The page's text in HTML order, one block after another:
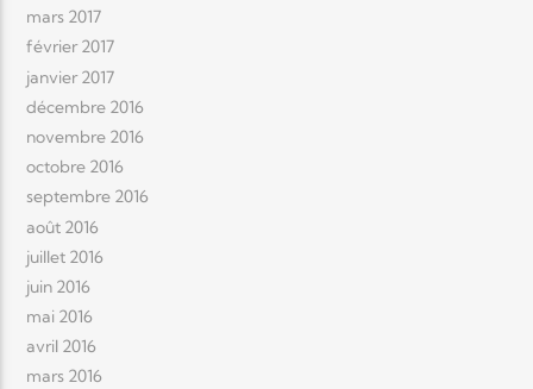
mars 2017
février 2017
janvier 2017
décembre 2016
novembre 2016
octobre 2016
septembre 2016
août 2016
juillet 2016
juin 2016
mai 2016
avril 2016
mars 2016